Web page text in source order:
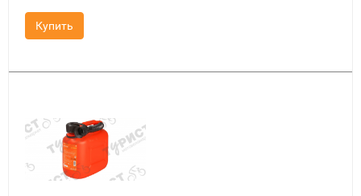
Купить